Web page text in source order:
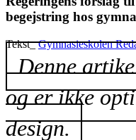
begejstring hos
Tekst_Gymnasieskolen
Denne
og er ikke
design.